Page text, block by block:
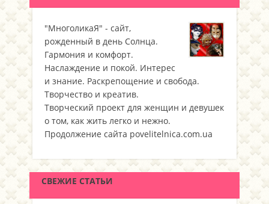
"МноголикаЯ" - сайт,
рожденный в день Солнца.
Гармония и комфорт.
Наслаждение и покой. Интерес
и знание. Раскрепощение и свобода.
Творчество и креатив.
Творческий проект для женщин и девушек
о том, как жить легко и нежно.
Продолжение сайта povelitelnica.com.ua
СВЕЖИЕ СТАТЬИ